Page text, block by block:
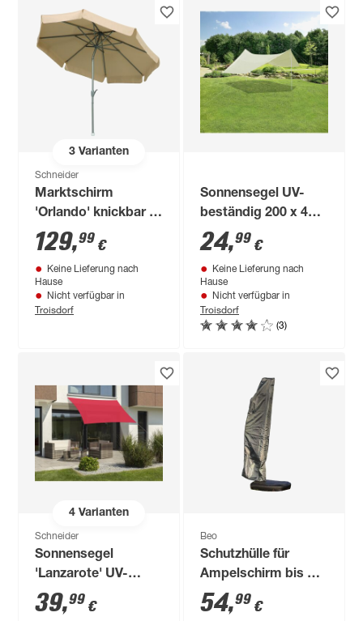
3Varianten
Schneider
Marktschirm
'Orlando' knickbar Ø
270 cm
129,99 €
Keine Lieferung nach
Hause
Nicht verfügbar in
Troisdorf
Sonnensegel UV-
beständig 200 x 430
cm
24,99 €
Keine Lieferung nach
Hause
Nicht verfügbar in
Troisdorf
(3)
4Varianten
Schneider
Sonnensegel
'Lanzarote' UV-
beständig/wasserabweisend
300 x 250 cm
39,99 €
Beo
Schutzhülle für
Ampelschirm bis Ø
400 cm
54,99 €